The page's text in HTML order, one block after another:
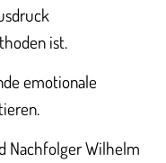
ist.
emotionale
Nachfolger Wilhelm